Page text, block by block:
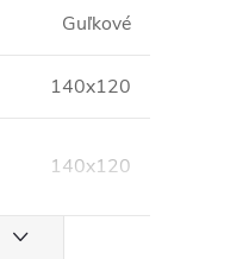
Guľkové
140x120
140x120